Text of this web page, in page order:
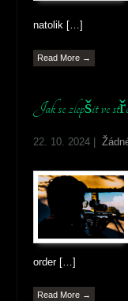
natolik […]
Read More →
Jak se zlepšit ve
22. 10. 2024 |
order […]
Read More →